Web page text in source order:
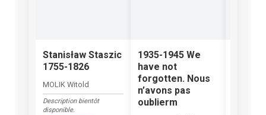
Stanisław Staszic
1755-1826
MOLIK Witold
Description bientôt
disponible.
1935-1945 We
have not
forgotten. Nous
n’avons pas
oublierm